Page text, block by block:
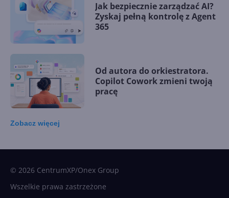
Jak bezpiecznie zarządzać AI?
Zyskaj pełną kontrolę z Agent
365
Od autora do orkiestratora.
Copilot Cowork zmieni twoją
pracę
Zobacz więcej
© 2026 CentrumXP/Onex Group
Wszelkie prawa zastrzeżone